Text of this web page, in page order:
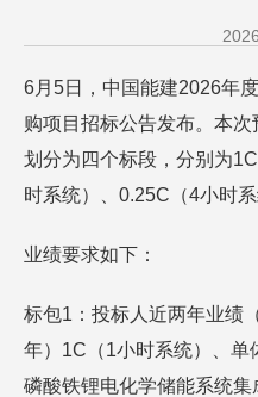
6月5日，中国能建2026年
购项目招标公告发布。本
划分为四个标段，分别为
时系统）、0.25C（4小时
业绩要求如下：
标包1：投标人近两年业绩
年）1C（1小时系统）、单
磷酸铁锂电化学储能系统集